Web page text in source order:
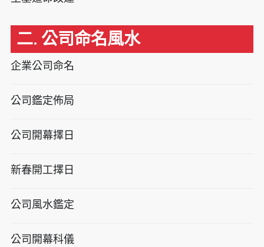
二. 公司命名風水
企業公司命名
公司鑑定佈局
公司開幕擇日
新春開工擇日
公司風水鑑定
公司開幕科儀